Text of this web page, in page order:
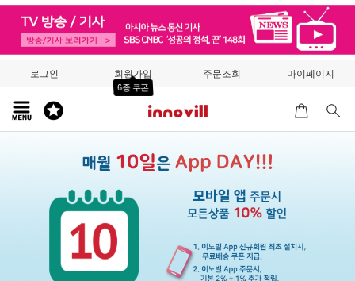
로그인 회원가입
6종 쿠폰
주문조회 마이페이지